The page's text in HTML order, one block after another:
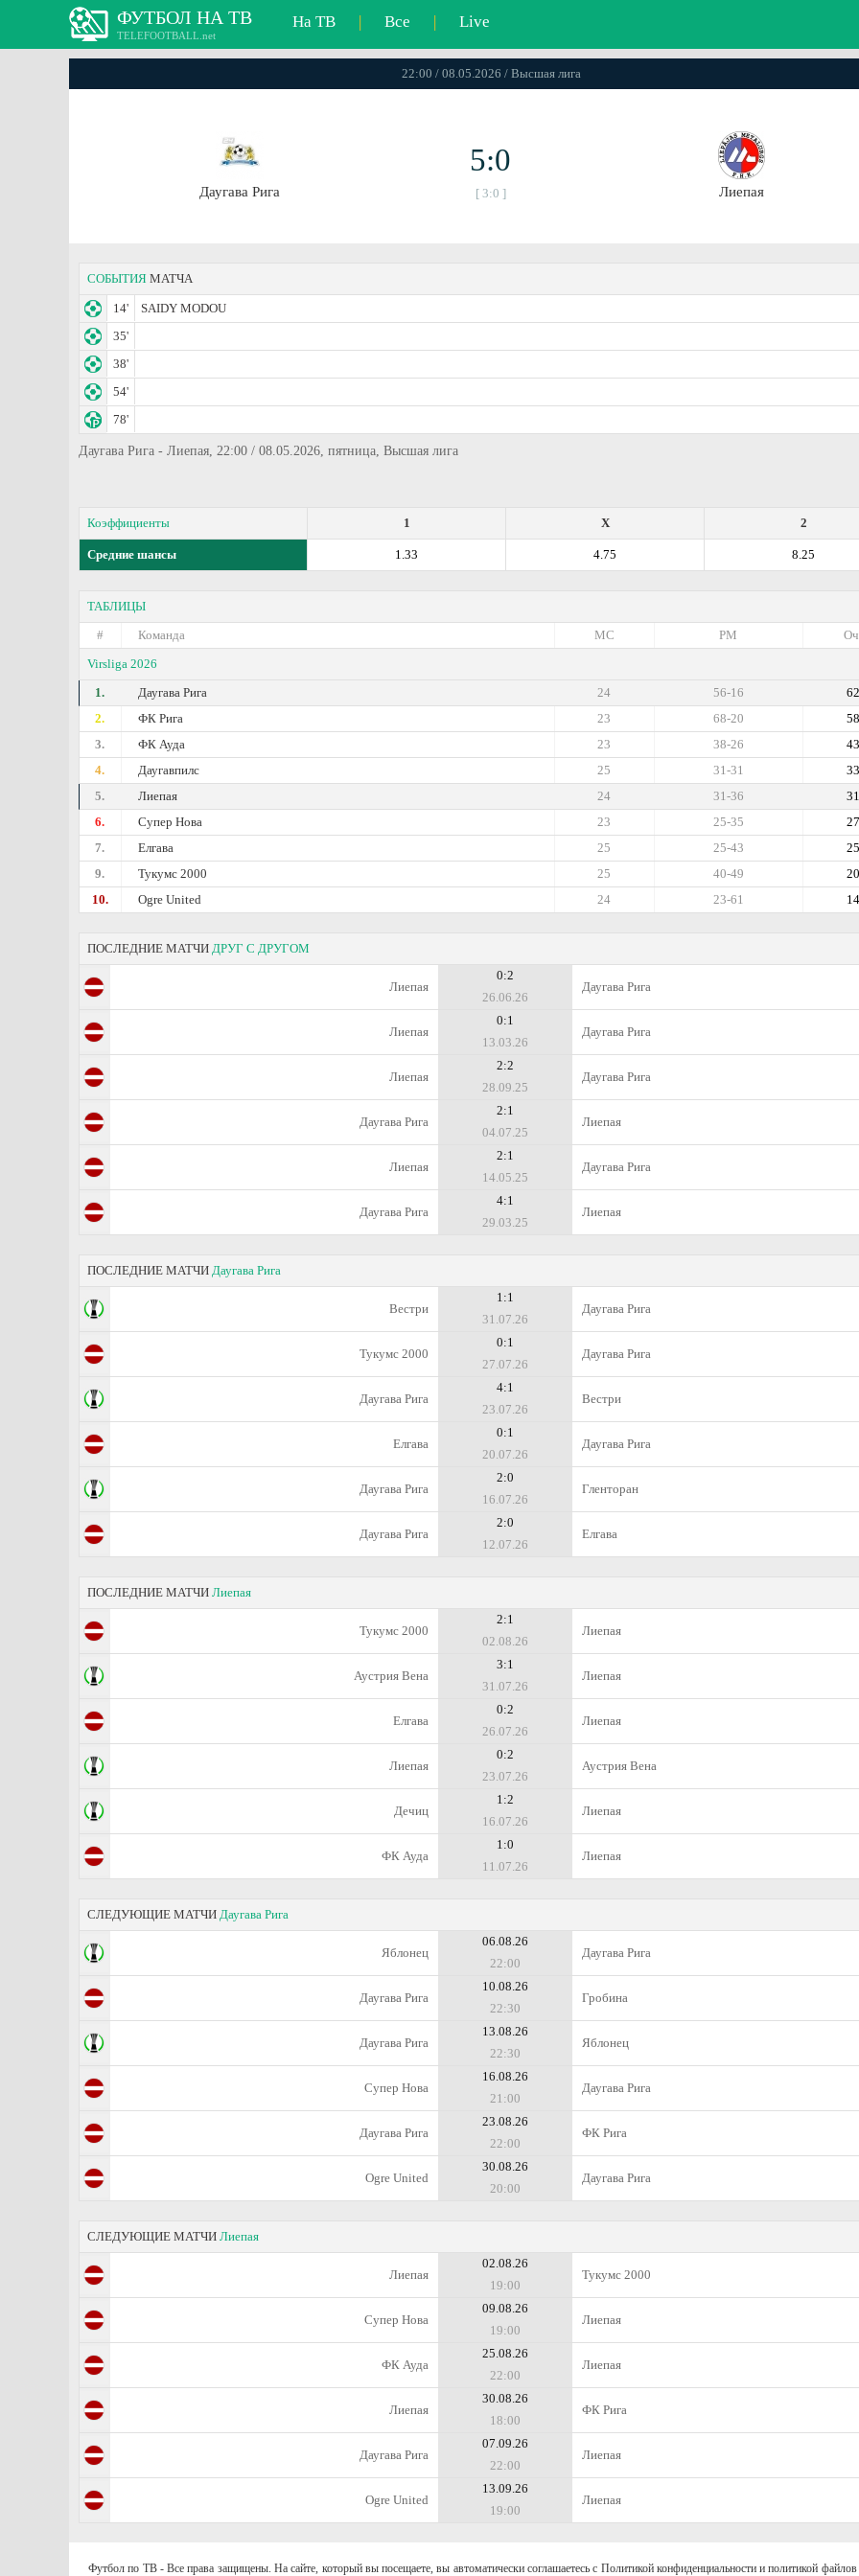
ФУТБОЛ НА ТВ
TELEFOOTBALL.net
На ТВ | Все | Live
22:00 / 08.05.2026 / Высшая лига
Даугава Рига
5:0
[ 3:0 ] Лиепая
СОБЫТИЯ МАТЧА
14'
SAIDY MODOU
35'
38'
54'
78'
Даугава Рига - Лиепая, 22:00 / 08.05.2026, пятница, Высшая лига
Коэффициенты 2
X
1
Средние шансы 8.25
4.75
1.33
ТАБЛИЦЫ
#
Команда РМ
МС
Virsliga 2026
1.
Даугава Рига 62
56-16
24
2.
ФК Рига 58
68-20
23
3.
ФК Ауда 43
38-26
23
4.
Даугавпилс 33
31-31
25
5.
Лиепая 31
31-36
24
6.
Супер Нова 27
25-35
23
7.
Елгава 25
25-43
25
9.
Тукумс 2000 20
40-49
25
10.
Ogre United 14
23-61
24
ПОСЛЕДНИЕ МАТЧИ ДРУГ С ДРУГОМ
Лиепая
0:2
26.06.26
Даугава Рига
Лиепая
0:1
13.03.26
Даугава Рига
Лиепая
2:2
28.09.25
Даугава Рига
Даугава Рига
2:1
04.07.25
Лиепая
Лиепая
2:1
14.05.25
Даугава Рига
Даугава Рига
4:1
29.03.25
Лиепая
ПОСЛЕДНИЕ МАТЧИ Даугава Рига
Вестри
1:1
31.07.26
Даугава Рига
Тукумс 2000
0:1
27.07.26
Даугава Рига
Даугава Рига
4:1
23.07.26
Вестри
Елгава
0:1
20.07.26
Даугава Рига
Даугава Рига
2:0
16.07.26
Гленторан
Даугава Рига
2:0
12.07.26
Елгава
ПОСЛЕДНИЕ МАТЧИ Лиепая
Тукумс 2000
2:1
02.08.26
Лиепая
Аустрия Вена
3:1
31.07.26
Лиепая
Елгава
0:2
26.07.26
Лиепая
Лиепая
0:2
23.07.26
Аустрия Вена
Дечиц
1:2
16.07.26
Лиепая
ФК Ауда
1:0
11.07.26
Лиепая
СЛЕДУЮЩИЕ МАТЧИ Даугава Рига
Яблонец
06.08.26
22:00
Даугава Рига
Даугава Рига
10.08.26
22:30
Гробина
Даугава Рига
13.08.26
22:30
Яблонец
Супер Нова
16.08.26
21:00
Даугава Рига
Даугава Рига
23.08.26
22:00
ФК Рига
Ogre United
30.08.26
20:00
Даугава Рига
СЛЕДУЮЩИЕ МАТЧИ Лиепая
Лиепая
02.08.26
19:00
Тукумс 2000
Супер Нова
09.08.26
19:00
Лиепая
ФК Ауда
25.08.26
22:00
Лиепая
Лиепая
30.08.26
18:00
ФК Рига
Даугава Рига
07.09.26
22:00
Лиепая
Ogre United
13.09.26
19:00
Лиепая
Футбол по ТВ - Все права защищены. На сайте, который вы посещаете, вы автоматически соглашаетесь с Политикой конфиденциальности и политикой